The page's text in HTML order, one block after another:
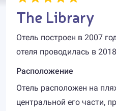
The Library
Отель построен в 2007
отеля проводилась в
Расположение
Отель расположен на
центральной его части,